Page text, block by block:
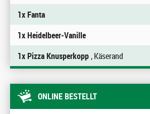
1x Fanta
1x Heidelbeer-Vanille
1x Pizza Knusperkopp, Käserand
ONLINE BESTELLT